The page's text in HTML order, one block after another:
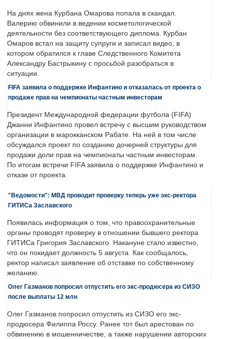
На днях жена Курбана Омарова попала в скандал.
Валерию обвинили в ведении косметологической
деятельности без соответствующего диплома. Курбан
Омаров встал на защиту супруги и записал видео, в
котором обратился к главе Следственного Комитета
Александру Бастрыкину с просьбой разобраться в
ситуации.
FIFA заявила о поддержке Инфантино и отказалась от проекта о
продаже прав на чемпионаты частным инвесторам
Президент Международной федерации футбола (FIFA)
Джанни Инфантино провел встречу с высшим руководством
организации в марокканском Рабате. На ней в том числе
обсуждался проект по созданию дочерней структуры для
продажи доли прав на чемпионаты частным инвесторам.
По итогам встречи FIFA заявила о поддержке Инфантино и
отказе от проекта.
"Ведомости": МВД проводит проверку теперь уже экс-ректора
ГИТИСа Заславского
Появилась информация о том, что правоохранительные
органы проводят проверку в отношении бывшего ректора
ГИТИСа Григория Заславского. Накануне стало известно,
что он покидает должность 5 августа. Как сообщалось,
ректор написал заявление об отставке по собственному
желанию.
Олег Газманов попросил отпустить его экс-продюсера из СИЗО
после выплаты 12 млн
Олег Газманов попросил отпустить из СИЗО его экс-
продюсера Филиппа Россу. Ранее тот был арестован по
обвинению в мошенничестве, а также нарушении авторских